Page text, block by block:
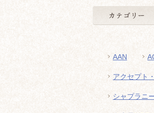
AAN
アクセプト
シャプラニ